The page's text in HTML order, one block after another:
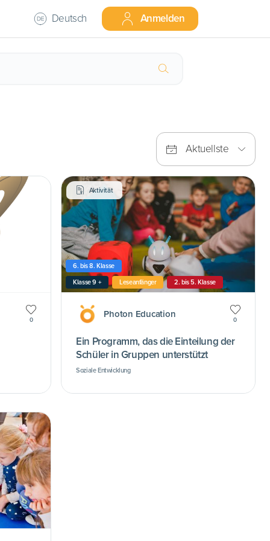
Deutsch Anmelden
Aktuellste
0
Aktivität
Klasse 9 + Leseanfänger 2. bis 5. Klasse
6. bis 8. Klasse
Photon Education
0
Ein Programm, das die Einteilung der
Schüler in Gruppen unterstützt
Soziale Entwicklung